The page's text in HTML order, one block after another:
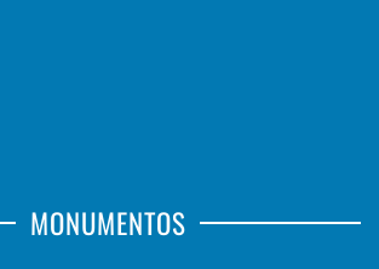
MONUMENTOS